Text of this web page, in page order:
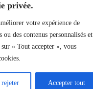
privée.
votre expérience de
des contenus personnalisés et
« Tout accepter », vous
Accepter tout